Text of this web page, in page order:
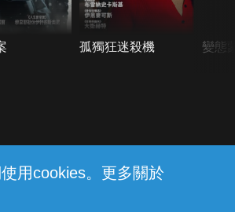
用cookies。更多關於
孤獨狂迷殺機 變態